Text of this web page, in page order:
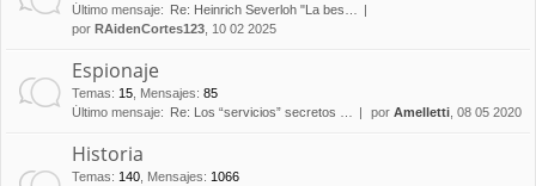
Último mensaje:
Re: Heinrich Severloh "La bes…
por RAidenCortes123 , 10 02 2025
Espionaje
Temas: 15 Mensajes: 85
Último mensaje:
Re: Los “servicios” secretos … por Amelletti , 08 05 2020
Historia
Temas: 140 Mensajes: 1066